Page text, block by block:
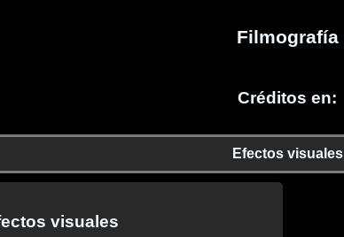
Filmografía
Créditos en:
Efectos visuales
visuales